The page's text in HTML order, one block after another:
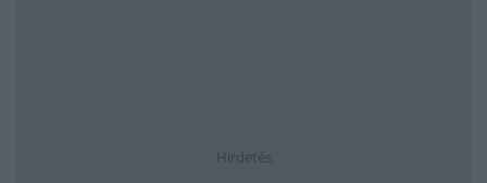
Hirdetés